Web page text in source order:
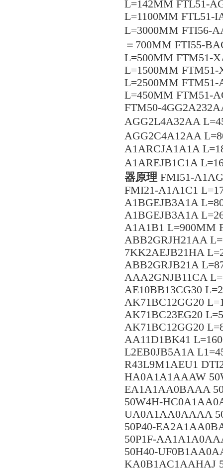
L=142MM FTL51-
L=1100MM FTL51-
L=3000MM FTI56-
＝700MM FTI55-
L=500MM FTM51-
L=1500MM
L=2500MM
L=450MM FTM51-
FTM50-
AGG2L4A32AA
AGG2C4A12AA
A1ARCJA1A1A
A1AREJB1C1A
器原理 FMI51-
FMI21-A1A1C1
A1BGEJB3A1A
A1BGEJB3A1A
A1A1B1 L=900MM
ABB2GRJH21AA
7KK2AEJB21HA
ABB2GRJB21A
AAA2GNJB11CA
AE10BB13CG30
AK71BC12GG20
AK71BC23EG20
AK71BC12GG20
AA11D1BK41
L2EB0JB5A1A
R43L9M1AEU1
HA0A1A1AAAW
EA1A1AA0BAAA
50W4H-
UA0A1AA0AAAA
50P40-
50P1F-
50H40-
KA0B1AC1AAHAJ